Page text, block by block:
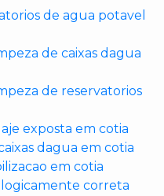
de agua potavel
de caixas dagua
de reservatorios
exposta em cotia
dagua em cotia
em cotia
correta